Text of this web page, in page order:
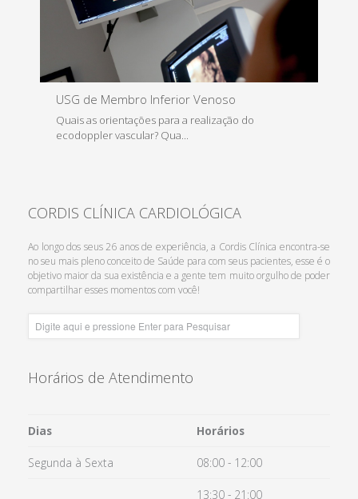
Saiba Mais
USG de Membro Inferior Venoso
Quais as orientações para a realização do
ecodoppler vascular? Qua...
Saiba Mais
CORDIS CLÍNICA CARDIOLÓGICA
Ao longo dos seus 26 anos de experiência, a Cordis Clínica encontra-se
no seu mais pleno conceito de Saúde para com seus pacientes, esse é o
objetivo maior da sua existência e a gente tem muito orgulho de poder
compartilhar esses momentos com você!
Horários de Atendimento
Dias Horários
Segunda à Sexta 08:00 - 12:00
13:30 - 21:00